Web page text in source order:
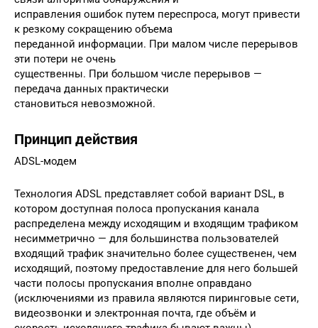
исправления ошибок путем переспроса, могут привести
к резкому сокращению объема
переданной информации. При малом числе перерывов
эти потери не очень
существенны. При большом числе перерывов —
передача данных практически
становиться невозможной.
Принцип действия
ADSL-модем
Технология ADSL представляет собой вариант DSL, в
котором доступная полоса пропускания канала
распределена между исходящим и входящим трафиком
несимметрично — для большинства пользователей
входящий трафик значительно более существенен, чем
исходящий, поэтому предоставление для него большей
части полосы пропускания вполне оправдано
(исключениями из правила являются пиринговые сети,
видеозвонки и электронная почта, где объём и